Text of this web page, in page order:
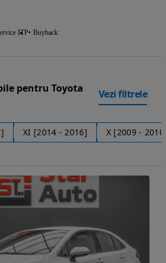
ITP Buyback
pentru Toyota
Vezi filtrele
XI [2014 - 2016] X [2009 -